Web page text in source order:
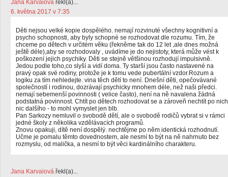
Jana Karvaiová řekl(a)...
6. května 2017 v 7:35
Děti nejsou velké kopie dospělého. nemají rozvinuté všechny kognitivní a
psycho schopnosti, aby byly schopné se rozhodovat dle rozumu. Tím, že
chceme po dětech v určitém věku (řekněme tak do 12 let ,ale dnes možná
ještě déle),aby se rozhodovaly , uvádíme je do nejistoty, která může vést k
poškození jejich psychiky. Děti se stejně většinou rozhodují impulsivně.
Jedou podle toho,co slyší a vidí doma. Ty starší jsou často nastavené na
pravý opak své rodiny, protože je k tomu vede pubertální vzdor.Rozum a
logiku za tím nehledejte. vina těch dětí to není. Dnešní děti, opečovávané
společností i rodinou, dozrávají psychicky mnohem déle, než naši předci.
nemají sebemenší povinnosti ( velice často), není na ně navalena žádná
podstatná povinnost. Chtít po dětech rozhodovat se a zároveň nechtít po nich
nic dalšího - to mohl vymyslet jen blb.
Pan Sarkozy nemluvil o svobodě dětí, ale o svobodě rodičů vybrat si v rámci
jedné školy z několika vzdělávacích programů.
Znovu opakuji, dítě není dospělý. nechtějme po něm identická rozhodnutí.
Učme je pomalu těmto dovednostem, ale nesmí to být na ně nahrnuto bez
rozmyslu, od malička, a nesmí to být věci kardinálního charakteru.
Jana Karvaiová řekl(a)...